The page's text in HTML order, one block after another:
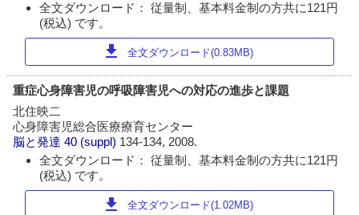
全文ダウンロード： 従量制、基本料金制の方共に121円
(税込) です。
download 全文ダウンロード(0.83MB)
重症心身障害児の呼吸障害児への対応の進歩と課題
北住映二
心身障害児総合医療療育センター
脳と発達 40 (suppl) 134-134, 2008.
全文ダウンロード： 従量制、基本料金制の方共に121円
(税込) です。
download 全文ダウンロード(1.02MB)